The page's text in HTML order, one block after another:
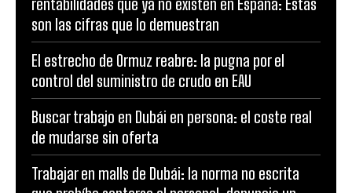
rentabilidades que ya no existen en España: Estas
son las cifras que lo demuestran
El estrecho de Ormuz reabre: la pugna por el
control del suministro de crudo en EAU
Buscar trabajo en Dubái en persona: el coste real
de mudarse sin oferta
Trabajar en malls de Dubái: la norma no escrita